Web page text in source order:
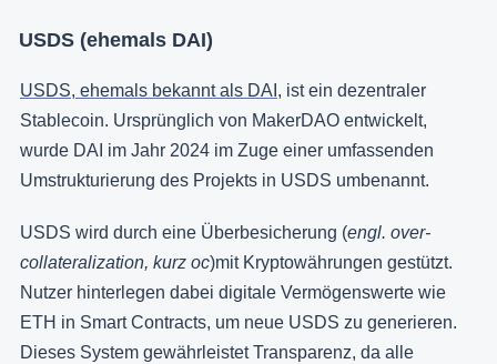
USDS (ehemals DAI)
USDS, ehemals bekannt als DAI , ist ein dezentraler
Stablecoin. Ursprünglich von MakerDAO entwickelt,
wurde DAI im Jahr 2024 im Zuge einer umfassenden
Umstrukturierung des Projekts in USDS umbenannt.
USDS wird durch eine Überbesicherung (engl. over-
collateralization, kurz oc)mit Kryptowährungen gestützt.
Nutzer hinterlegen dabei digitale Vermögenswerte wie
ETH in Smart Contracts, um neue USDS zu generieren.
Dieses System gewährleistet Transparenz, da alle